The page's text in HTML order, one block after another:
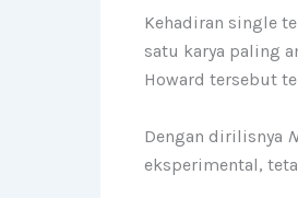
Kehadiran single
satu karya paling
Howard tersebut
Dengan dirilisnya
eksperimental,